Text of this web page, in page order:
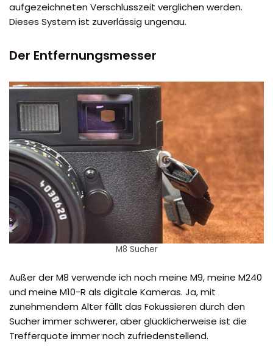
aufgezeichneten Verschlusszeit verglichen werden.
Dieses System ist zuverlässig ungenau.
Der Entfernungsmesser
M8 Sucher
Außer der M8 verwende ich noch meine M9, meine M240
und meine M10-R als digitale Kameras. Ja, mit
zunehmendem Alter fällt das Fokussieren durch den
Sucher immer schwerer, aber glücklicherweise ist die
Trefferquote immer noch zufriedenstellend.